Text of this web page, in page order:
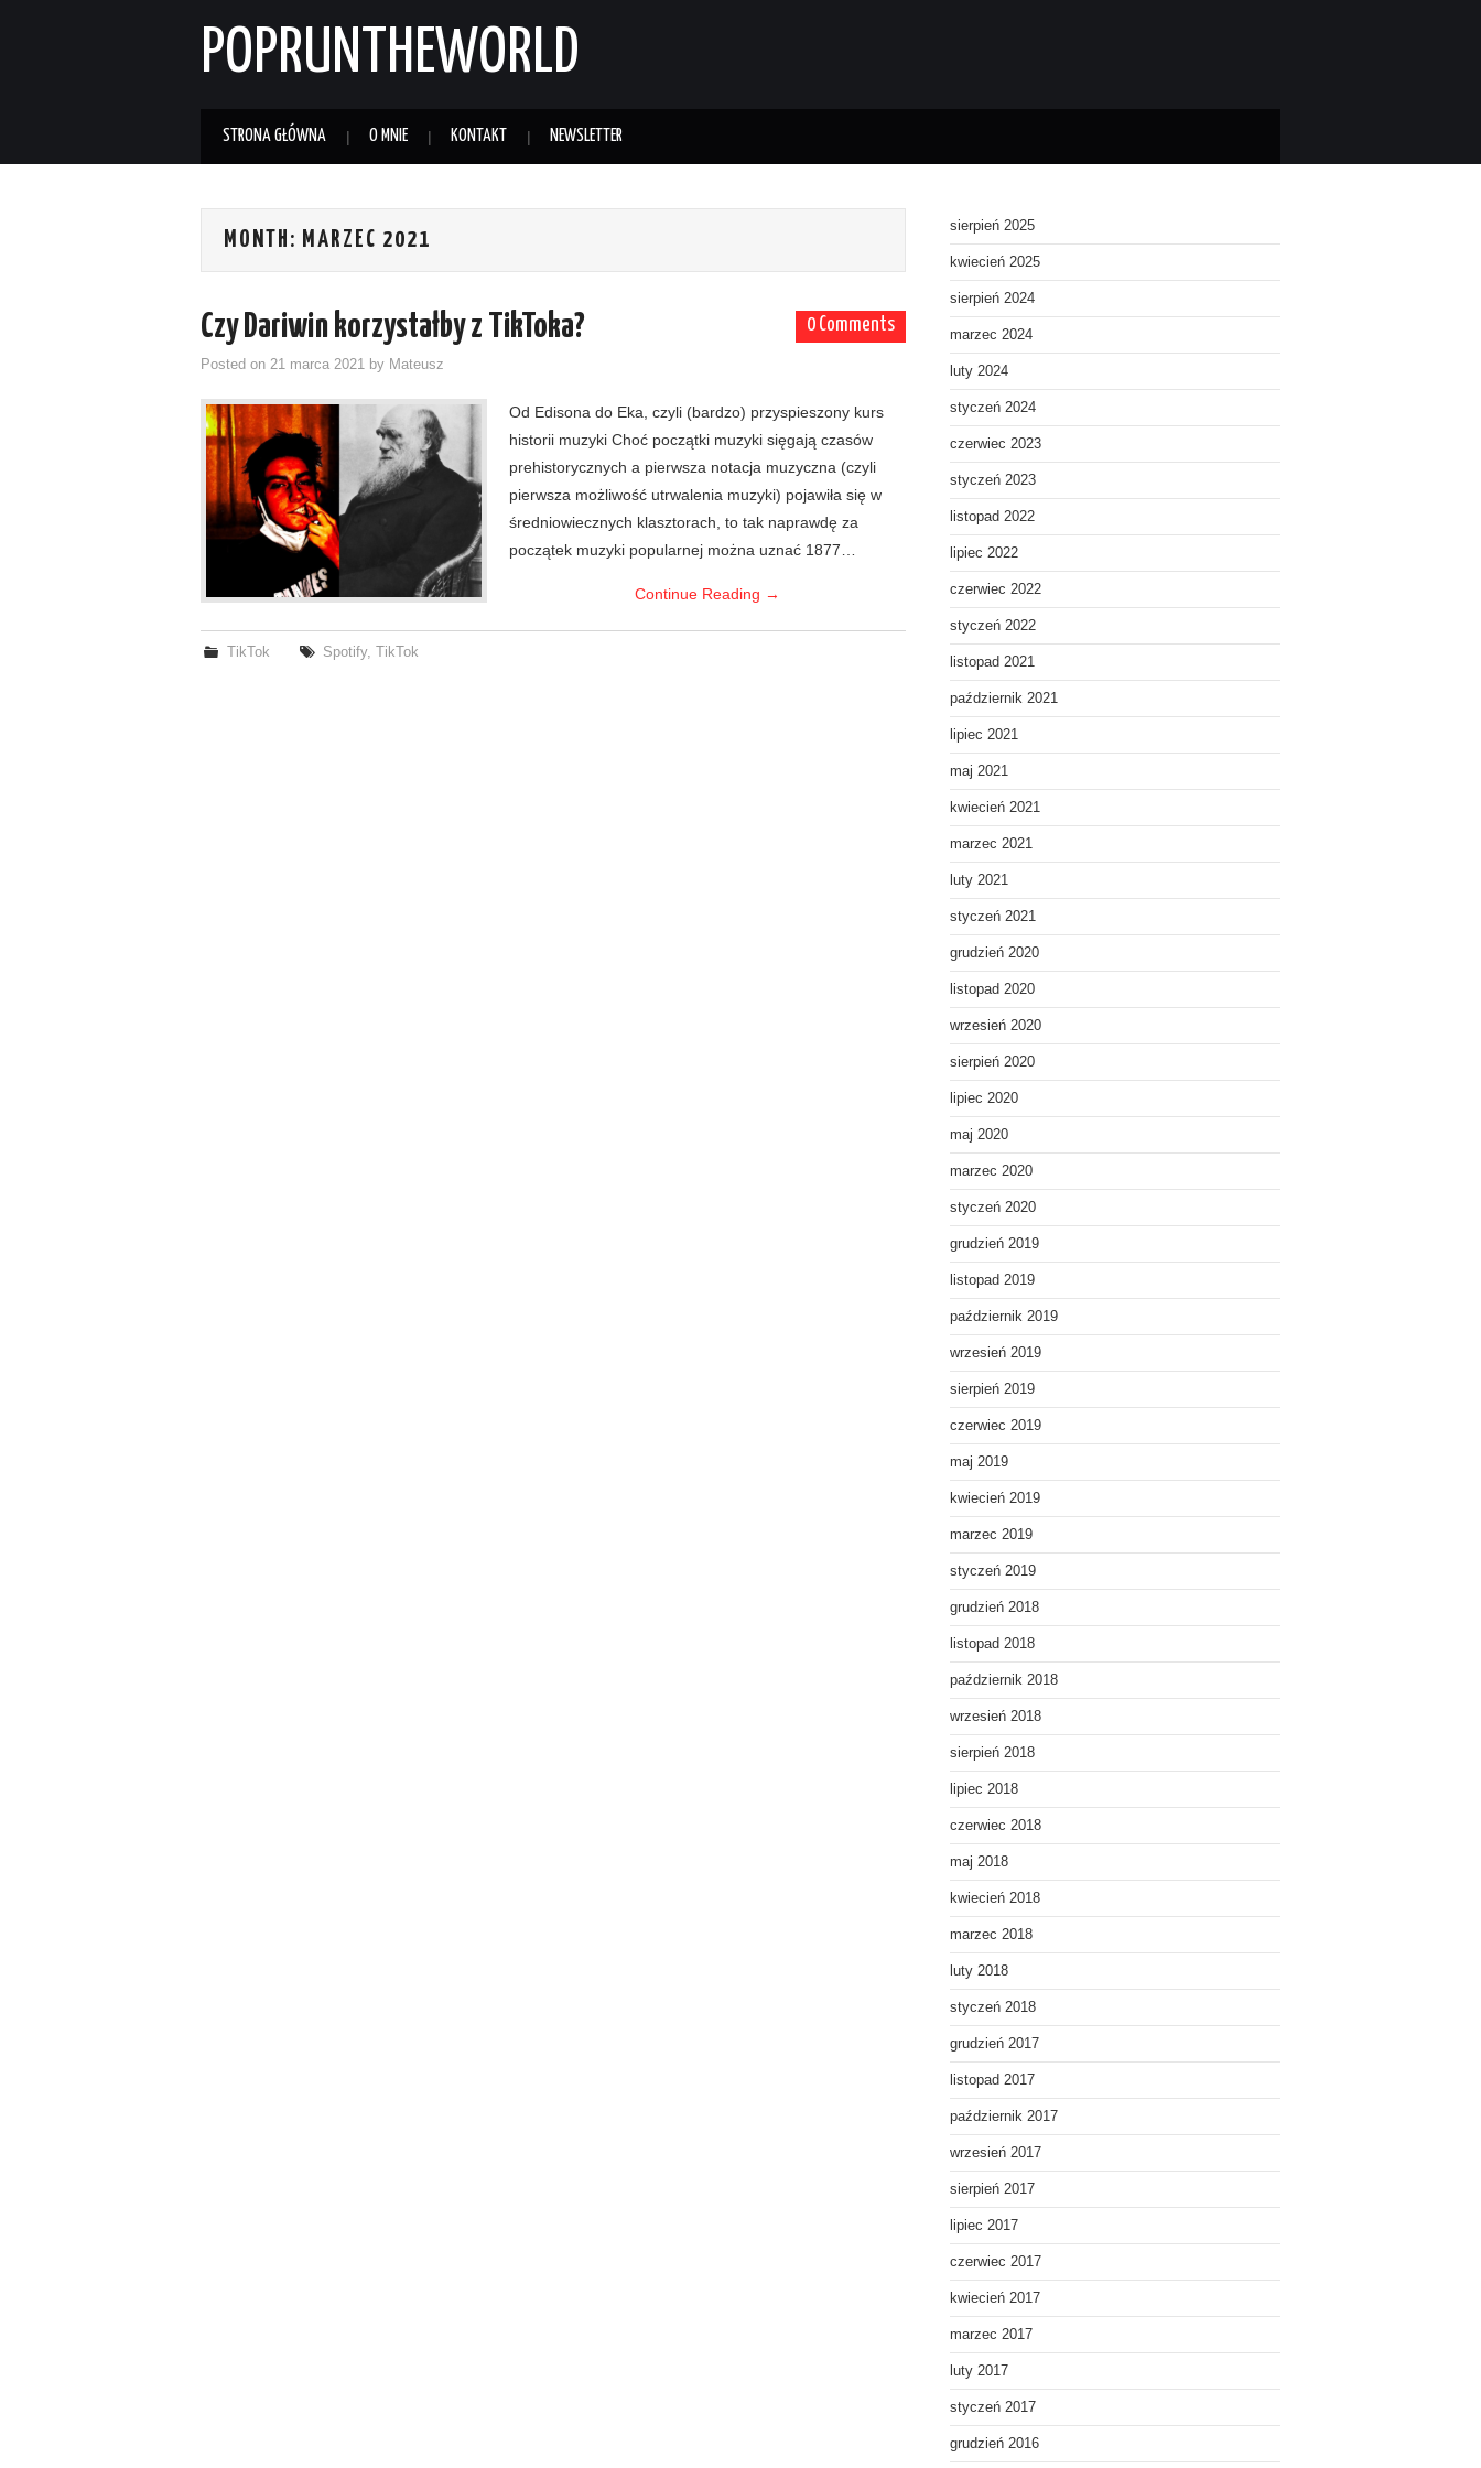
POPRUNTHEWORLD
STRONA GŁÓWNA O MNIE KONTAKT NEWSLETTER
MONTH: MARZEC 2021
0 Comments
Czy Dariwin korzystałby z TikToka?
Posted on 21 marca 2021 by Mateusz
Od Edisona do Eka, czyli (bardzo) przyspieszony kurs
historii muzyki Choć początki muzyki sięgają czasów
prehistorycznych a pierwsza notacja muzyczna (czyli
pierwsza możliwość utrwalenia muzyki) pojawiła się w
średniowiecznych klasztorach, to tak naprawdę za
początek muzyki popularnej można uznać 1877…
Continue Reading →
TikTok Spotify, TikTok
sierpień 2025
kwiecień 2025
sierpień 2024
marzec 2024
luty 2024
styczeń 2024
czerwiec 2023
styczeń 2023
listopad 2022
lipiec 2022
czerwiec 2022
styczeń 2022
listopad 2021
październik 2021
lipiec 2021
maj 2021
kwiecień 2021
marzec 2021
luty 2021
styczeń 2021
grudzień 2020
listopad 2020
wrzesień 2020
sierpień 2020
lipiec 2020
maj 2020
marzec 2020
styczeń 2020
grudzień 2019
listopad 2019
październik 2019
wrzesień 2019
sierpień 2019
czerwiec 2019
maj 2019
kwiecień 2019
marzec 2019
styczeń 2019
grudzień 2018
listopad 2018
październik 2018
wrzesień 2018
sierpień 2018
lipiec 2018
czerwiec 2018
maj 2018
kwiecień 2018
marzec 2018
luty 2018
styczeń 2018
grudzień 2017
listopad 2017
październik 2017
wrzesień 2017
sierpień 2017
lipiec 2017
czerwiec 2017
kwiecień 2017
marzec 2017
luty 2017
styczeń 2017
grudzień 2016